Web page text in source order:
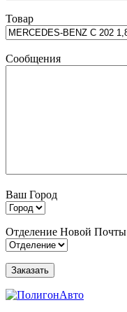
Товар
Сообщения
Ваш Город
Отделение Новой Почты